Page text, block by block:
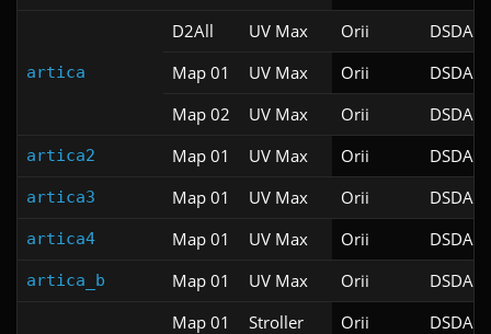
artica
D2All UV Max Orii
DSDA-
Map 01
UV Max Orii
DSDA-
Map 02
UV Max Orii DSDA-
artica2 Map 01 UV Max Orii DSDA-
artica3 Map 01 UV Max Orii DSDA-
artica4 Map 01 UV Max Orii DSDA-
artica_b Map 01 UV Max Orii DSDA-
Map 01 Stroller Orii DSDA-